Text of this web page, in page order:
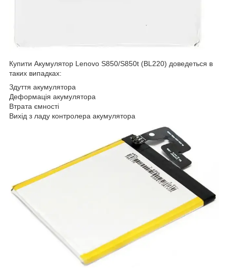
Купити Акумулятор Lenovo S850/S850t (BL220) доведеться в
таких випадках:
Здуття акумулятора
Деформація акумулятора
Втрата ємності
Вихід з ладу контролера акумулятора